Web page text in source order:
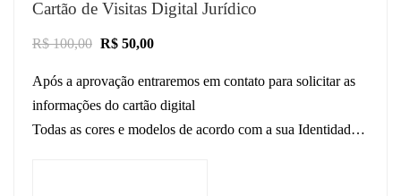
Cartão de Visitas Digital Jurídico
R$100,00 R$ 50,00
Após a aprovação entraremos em contato para solicitar as
informações do cartão digital
Todas as cores e modelos de acordo com a sua Identidade